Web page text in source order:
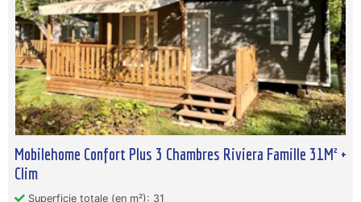
Mobilehome Confort Plus 3 Chambres Riviera Famille 31M² +
Clim
Superficie totale (en m²): 31